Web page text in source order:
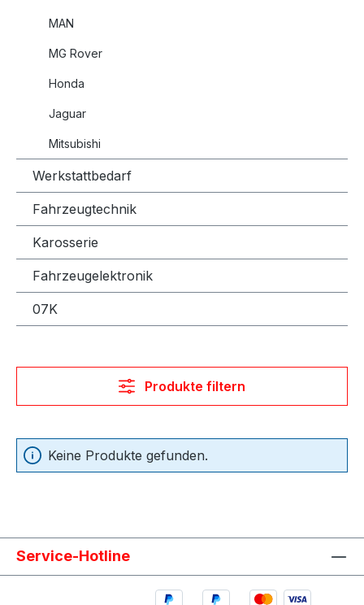
MAN
MG Rover
Honda
Jaguar
Mitsubishi
Werkstattbedarf
Fahrzeugtechnik
Karosserie
Fahrzeugelektronik
07K
Produkte filtern
Keine Produkte gefunden.
Service-Hotline